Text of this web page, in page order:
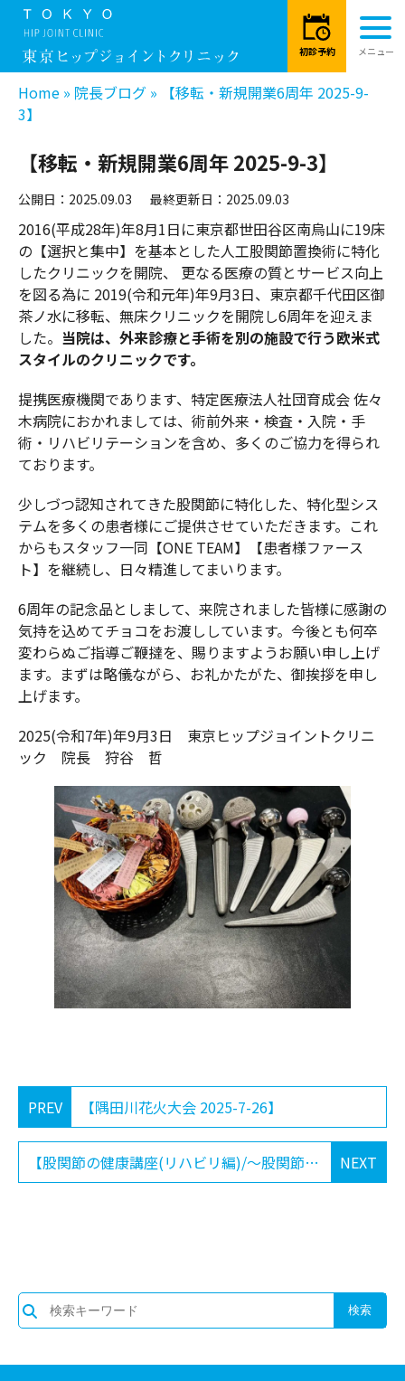
Home » 院長ブログ »
【移転・新規開業6周年 2025-9-
3】
【移転・新規開業6周年 2025-9-3】
公開日：2025.09.03 最終更新日：2025.09.03
2016(平成28年)年8月1日に東京都世田谷区南烏山に19床
の【選択と集中】を基本とした人工股関節置換術に特化
したクリニックを開院、 更なる医療の質とサービス向上
を図る為に 2019(令和元年)年9月3日、東京都千代田区御
茶ノ水に移転、無床クリニックを開院し6周年を迎えま
した。 当院は、外来診療と手術を別の施設で行う欧米式
スタイルのクリニックです。
提携医療機関であります、特定医療法人社団育成会 佐々
木病院におかれましては、術前外来・検査・入院・手
術・リハビリテーションを含め、多くのご協力を得られ
ております。
少しづつ認知されてきた股関節に特化した、特化型シス
テムを多くの患者様にご提供させていただきます。これ
からもスタッフ一同【ONE TEAM】【患者様ファース
ト】を継続し、日々精進してまいります。
6周年の記念品としまして、来院されました皆様に感謝の
気持を込めてチョコをお渡ししています。今後とも何卒
変わらぬご指導ご鞭撻を、賜りますようお願い申し上げ
ます。まずは略儀ながら、お礼かたがた、御挨拶を申し
上げます。
2025(令和7年)年9月3日 東京ヒップジョイントクリニ
ック 院長 狩谷 哲
PREV 【隅田川花火大会 2025-7-26】
NEXT
【股関節の健康講座(リハビリ編)/～股関節リハビリが導く新たな可能性～ 2025-10-11】